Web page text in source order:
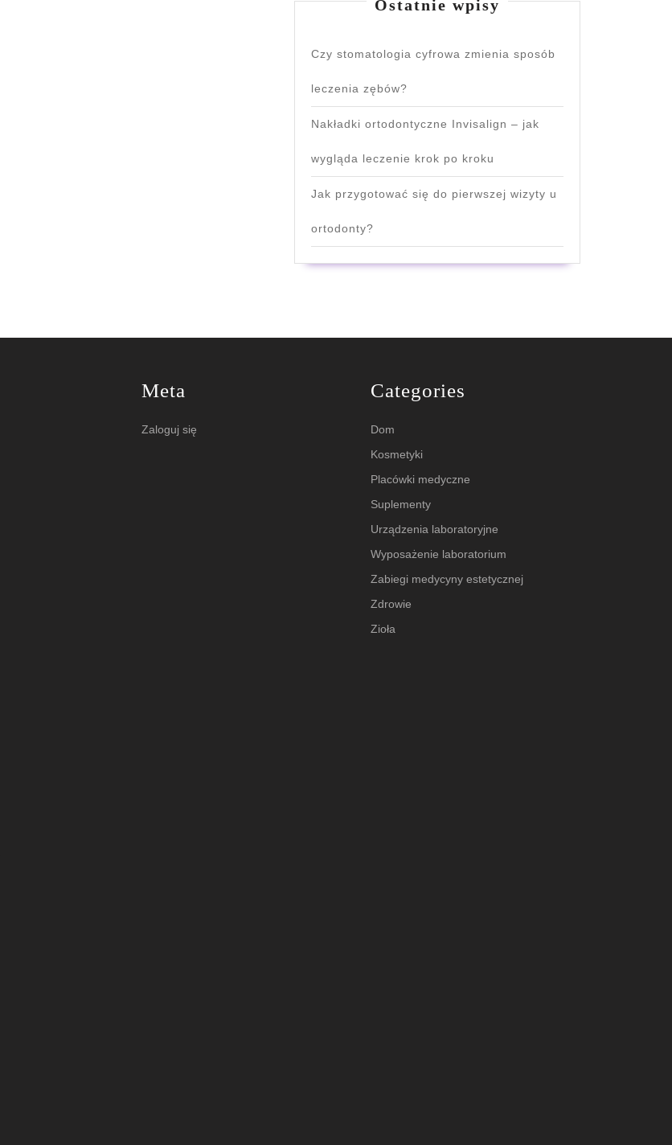
Ostatnie wpisy
Czy stomatologia cyfrowa zmienia sposób
leczenia zębów?
Nakładki ortodontyczne Invisalign – jak
wygląda leczenie krok po kroku
Jak przygotować się do pierwszej wizyty u
ortodonty?
Meta
Zaloguj się
Categories
Dom
Kosmetyki
Placówki medyczne
Suplementy
Urządzenia laboratoryjne
Wyposażenie laboratorium
Zabiegi medycyny estetycznej
Zdrowie
Zioła